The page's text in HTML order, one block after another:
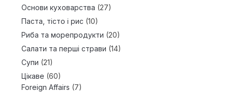
Основи куховарства (27)
Паста, тісто і рис (10)
Риба та морепродукти (20)
Салати та перші страви (14)
Супи (21)
Цікаве (60)
Foreign Affairs (7)